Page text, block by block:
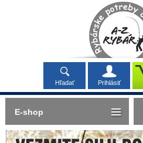
Hľadať Prihlásiť
E-shop